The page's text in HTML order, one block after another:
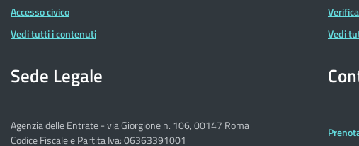
Accesso civico
Vedi tutti i contenuti
Vedi
Sede Legale
Agenzia delle Entrate - via Giorgione n. 106, 00147 Roma
Codice Fiscale e Partita Iva: 06363391001